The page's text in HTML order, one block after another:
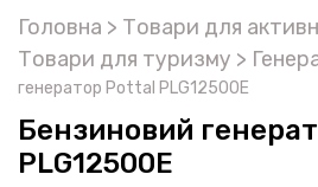
РУССКИЙ
ГОЛОВНА
ДОСТАВКА
Головна > Товари для
Товари для туризму >
генератор Pottal PLG12500E
Бензиновий
PLG12500E